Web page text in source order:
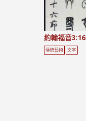
約翰福音3:16
傳統藝術 文字